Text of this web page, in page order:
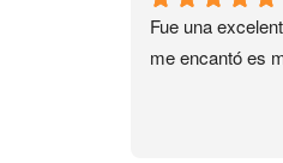
Fue una
me encantó es